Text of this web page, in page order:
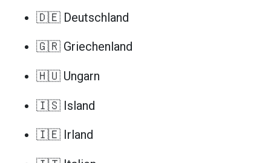
🇩🇪 Deutschland
🇬🇷 Griechenland
🇭🇺 Ungarn
🇮🇸 Island
🇮🇪 Irland